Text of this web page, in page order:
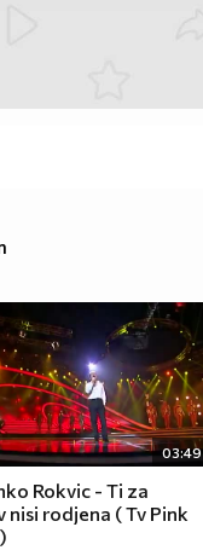
03:49
Rokvic - Ti za
nisi rodjena ( Tv Pink